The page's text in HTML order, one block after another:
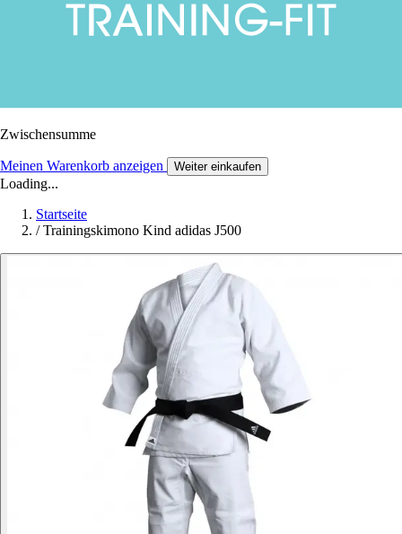
Zwischensumme
Meinen Warenkorb anzeigen Weiter einkaufen
Loading...
Startseite
/ Trainingskimono Kind adidas J500